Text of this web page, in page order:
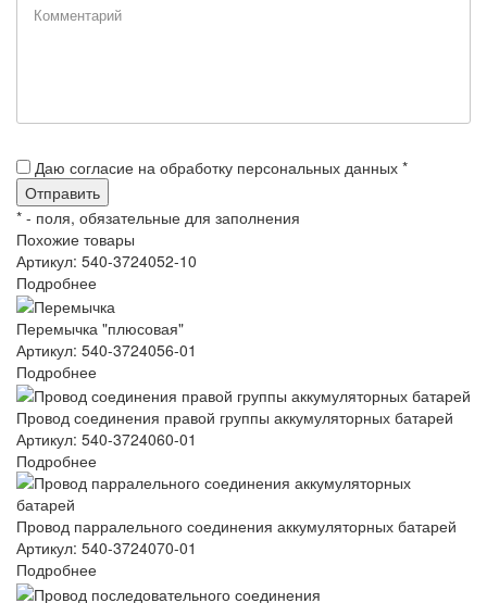
Даю согласие на обработку персональных данных *
* - поля, обязательные для заполнения
Похожие товары
Артикул: 540-3724052-10
Подробнее
Перемычка "плюсовая"
Артикул: 540-3724056-01
Подробнее
Провод соединения правой группы аккумуляторных батарей
Артикул: 540-3724060-01
Подробнее
Провод парралельного соединения аккумуляторных батарей
Артикул: 540-3724070-01
Подробнее